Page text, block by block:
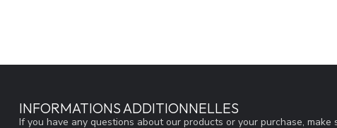
INFORMATIONS ADDITIONNELLES
If you have any questions about our products or your purchase,